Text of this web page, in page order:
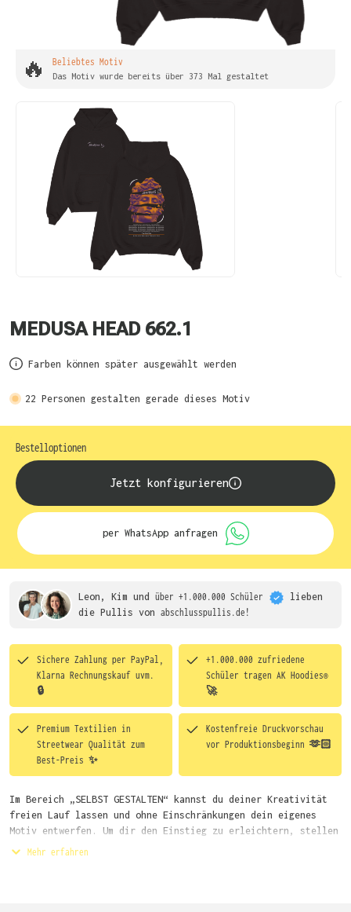
🔥 Beliebtes Motiv
Das Motiv wurde bereits über 373 Mal gestaltet
MEDUSA HEAD 662.1
Farben können später ausgewählt werden
22 Personen gestalten gerade dieses Motiv
Bestelloptionen
Jetzt konfigurieren
per WhatsApp anfragen
Leon, Kim und über +1.000.000 Schüler
lieben
die Pullis von abschlusspullis.de!
Sichere Zahlung per PayPal,
Klarna Rechnungskauf uvm.
🔒
+1.000.000 zufriedene
Schüler tragen AK Hoodies®
🚀
Premium Textilien in
Streetwear Qualität zum
Best-Preis ✨
Kostenfreie Druckvorschau
vor Produktionsbeginn 🫶🏻
Im Bereich „SELBST GESTALTEN“ kannst du deiner Kreativität
freien Lauf lassen und ohne Einschränkungen dein eigenes
Motiv entwerfen. Um dir den Einstieg zu erleichtern, stellen
wir eine von unseren Designern vorgefertigte Vorlage bereit.
Mehr erfahren